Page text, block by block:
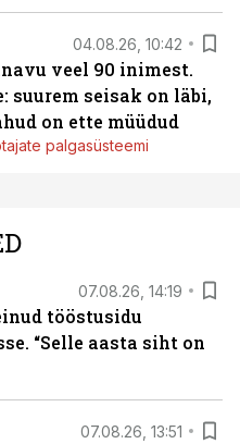
04.08.26, 10:42
veel 90 inimest.
suurem seisak on läbi,
on ette müüdud
palgasüsteemi
07.08.26, 14:19
tööstusidu
“Selle aasta siht on
07.08.26, 13:51